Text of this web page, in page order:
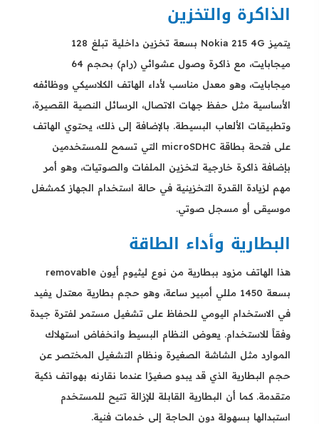
الذاكرة والتخزين
يتميز Nokia 215 4G بسعة تخزين داخلية تبلغ 128
ميجابايت، مع ذاكرة وصول عشوائي (رام) بحجم 64
ميجابايت، وهو معدل مناسب لأداء الهاتف الكلاسيكي ووظائفه
الأساسية مثل حفظ جهات الاتصال، الرسائل النصية القصيرة،
وتطبيقات الألعاب البسيطة. بالإضافة إلى ذلك، يحتوي الهاتف
على فتحة بطاقة microSDHC التي تسمح للمستخدمين
بإضافة ذاكرة خارجية لتخزين الملفات والصوتيات، وهو أمر
مهم لزيادة القدرة التخزينية في حالة استخدام الجهاز كمشغل
موسيقى أو مسجل صوتي.
البطارية وأداء الطاقة
هذا الهاتف مزود ببطارية من نوع ليثيوم أيون removable
بسعة 1450 مللي أمبير ساعة، وهو حجم بطارية معتدل يفيد
في الاستخدام اليومي للحفاظ على تشغيل مستمر لفترة جيدة
وفقاً للاستخدام. يعوض النظام البسيط وانخفاض استهلاك
الموارد مثل الشاشة الصغيرة ونظام التشغيل المختصر عن
حجم البطارية الذي قد يبدو صغيرًا عندما نقارنه بهواتف ذكية
متقدمة. كما أن البطارية القابلة للإزالة تتيح للمستخدم
استبدالها بسهولة دون الحاجة إلى خدمات فنية.